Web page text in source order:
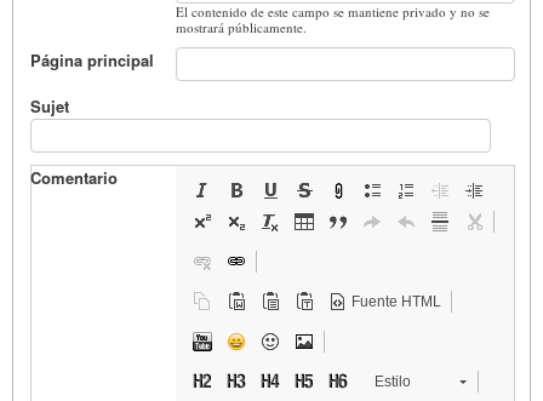
El contenido de este campo se mantiene privado y no se
mostrará públicamente.
Página principal
Sujet
Comentario
Fuente HTML
Estilo